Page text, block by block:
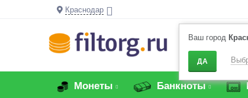
Краснодар
Ваш город
ДА
Монеты Банкноты